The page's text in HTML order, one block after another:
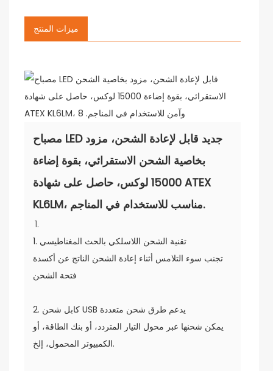
ميزات المنتج
مصباح LED جديد قابل لإعادة الشحن، مزود
بخاصية الشحن الاستقرائي، بقوة إضاءة
15000 لوكس، حاصل على شهادة ATEX
KL6LM، مناسب للاستخدام في المناجم.
1. تقنية الشحن اللاسلكي بالحث المغناطيسي
تجنب سوء التلامس أثناء إعادة الشحن الناتج عن أكسدة
فتحة الشحن
2. كابل شحن USB يدعم طرق شحن متعددة
يمكن شحنها عبر محول التيار المتردد، أو بنك الطاقة، أو
الكمبيوتر المحمول، إلخ.